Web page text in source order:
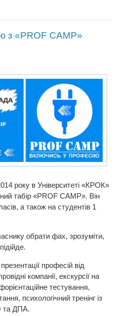
з «PROF CAMP»
року в Університеті «КРОК»
табір «PROF CAMP». Він
а також на студентів 1
обрати фах, зрозуміти,
професій від
компанії, екскурсії на
тестування,
психологічний тренінг із
та ДПА.